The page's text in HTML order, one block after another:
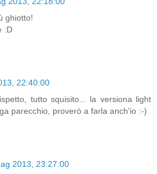
ghiotto!
:D
22:40:00
tutto squisito... la versiona light
parecchio, proverò a farla anch'io :-)
2013, 23:27:00